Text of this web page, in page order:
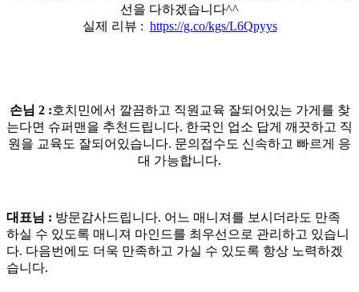
선을 다하겠습니다^^
실제 리뷰 : https://g.co/kgs/L6Qpyys
손님 2 :호치민에서 깔끔하고 직원교육 잘되어있는 가게를 찾
는다면 슈퍼맨을 추천드립니다. 한국인 업소 답게 깨끗하고 직
원을 교육도 잘되어있습니다. 문의접수도 신속하고 빠르게 응
대 가능합니다.
대표님 : 방문감사드립니다. 어느 매니져를 보시더라도 만족
하실 수 있도록 매니져 마인드를 최우선으로 관리하고 있습니
다. 다음번에도 더욱 만족하고 가실 수 있도록 항상 노력하겠
습니다.